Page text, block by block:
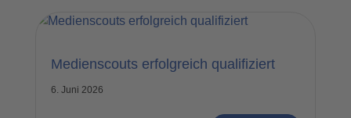
Medienscouts erfolgreich qualifiziert
6. Juni 2026